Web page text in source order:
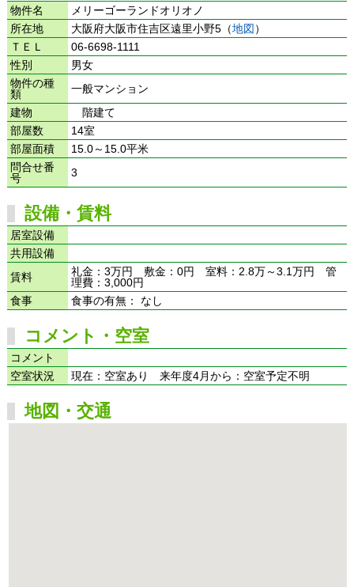
物件名
メリーゴーランドオリオノ
所在地
大阪府大阪市住吉区遠里小野5（地図 ）
ＴＥＬ
06-6698-1111
性別
男女
物件の種
類
一般マンション
建物
階建て
部屋数
14室
部屋面積
15.0～15.0平米
問合せ番
号
3
設備・賃料
居室設備
共用設備
賃料
礼金：3万円 敷金：0円 室料：2.8万～3.1万円 管
理費：3,000円
食事
食事の有無： なし
コメント・空室
コメント
空室状況
現在：空室あり 来年度4月から：空室予定不明
地図・交通